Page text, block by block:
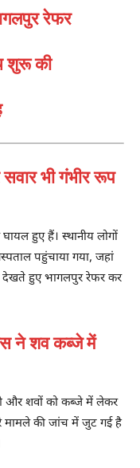
रेफर
शुरू की
भी गंभीर रूप
हुए हैं। स्थानीय लोगों
पहुंचाया गया, जहां
देखते हुए भागलपुर रेफर कर
ने शव कब्जे में
और शवों को कब्जे में लेकर
मामले की जांच में जुट गई है